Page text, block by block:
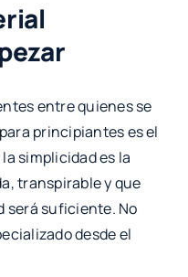
entre quienes se
principiantes es el
simplicidad es la
transpirable y que
será suficiente. No
desde el